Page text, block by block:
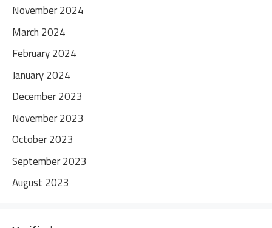
November 2024
March 2024
February 2024
January 2024
December 2023
November 2023
October 2023
September 2023
August 2023